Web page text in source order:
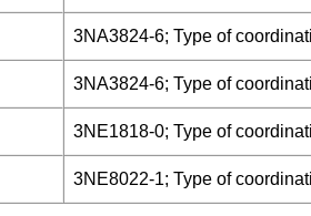
3NA3824-6; Type of
3NA3824-6; Type of
3NE1818-0; Type of
3NE8022-1; Type of